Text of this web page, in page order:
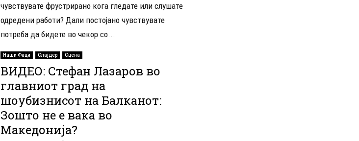
чувствувате фрустрирано кога гледате или слушате
одредени работи? Дали постојано чувствувате
потреба да бидете во чекор со...
Наши Фаци Слајдер Сцена
ВИДЕО: Стефан Лазаров во
главниот град на
шоубизнисот на Балканот:
Зошто не е вака во
Македонија?